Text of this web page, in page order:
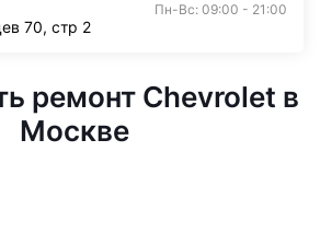
Пн-Вс: 09:00 - 21:00
70, стр 2
ремонт Chevrolet в
Москве